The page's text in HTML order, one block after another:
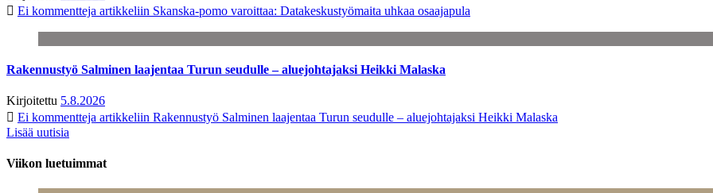
Ei kommentteja artikkeliin Skanska-pomo varoittaa: Datakeskustyömaita uhkaa osaajapula
Rakennustyö Salminen laajentaa Turun seudulle – aluejohtajaksi Heikki Malaska
Kirjoitettu 5.8.2026
Ei kommentteja artikkeliin Rakennustyö Salminen laajentaa Turun seudulle – aluejohtajaksi Heikki Malaska
Lisää uutisia
Viikon luetuimmat